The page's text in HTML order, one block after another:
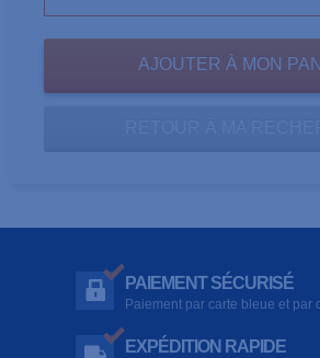
PAIEMENT SÉCURISÉ
Paiement par carte bleue et par
EXPÉDITION RAPIDE